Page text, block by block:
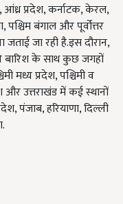
,आंध्र प्रदेश,कर्नाटक,केरल,
,पश्चिम बंगाल और पूर्वोत्तर
जताई जा रही है.इस दौरान,
बारिश के साथ कुछ जगहों
मध्य प्रदेश,पश्चिमी व
और उत्तराखंड में कई स्थानों
,पंजाब,हरियाणा,दिल्ली